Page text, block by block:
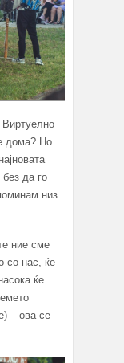
дома? Но
да го
низ
ние сме
со нас, ќе
ќе
– ова се